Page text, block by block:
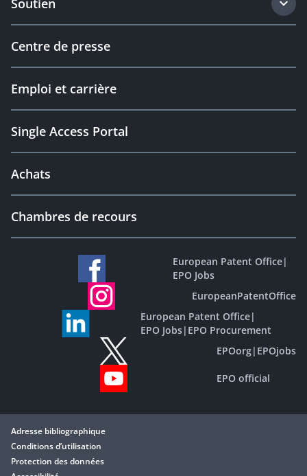
Soutien
Centre de presse
Emploi et carrière
Single Access Portal
Achats
Chambres de recours
European Patent Office|
EPO Jobs
EuropeanPatentOffice
European Patent Office|
EPO Jobs| EPO Procurement
EPOorg| EPOjobs
EPO official
Adresse bibliographique
Conditions d’utilisation
Protection des données